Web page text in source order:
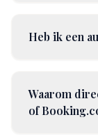
Heb ik een
Waarom
of